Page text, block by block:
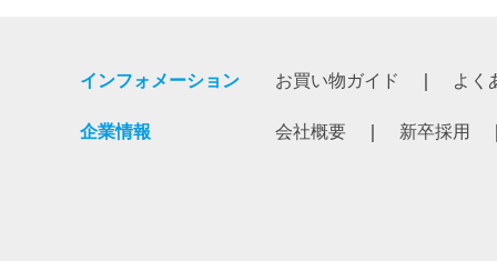
インフォメーション お買い物ガイド よく
企業情報 会社概要 新卒採用